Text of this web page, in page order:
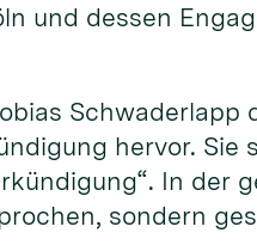
und dessen
Schwaderlapp
hervor. Sie
In der
sondern